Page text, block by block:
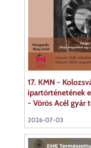
17. KMN -
ipartörténetének
- Vörös Acél gyár
2026-07-03